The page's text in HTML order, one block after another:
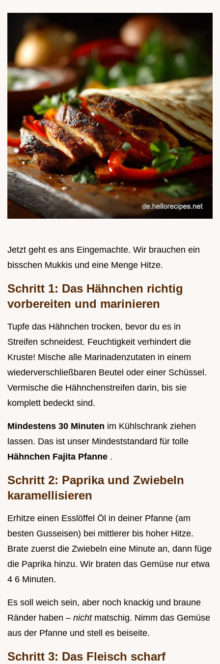
Jetzt geht es ans Eingemachte. Wir brauchen ein
bisschen Mukkis und eine Menge Hitze.
Schritt 1: Das Hähnchen richtig
vorbereiten und marinieren
Tupfe das Hähnchen trocken, bevor du es in
Streifen schneidest. Feuchtigkeit verhindert die
Kruste! Mische alle Marinadenzutaten in einem
wiederverschließbaren Beutel oder einer Schüssel.
Vermische die Hähnchenstreifen darin, bis sie
komplett bedeckt sind.
Mindestens 30 Minuten im Kühlschrank ziehen
lassen. Das ist unser Mindeststandard für tolle
Hähnchen Fajita Pfanne .
Schritt 2: Paprika und Zwiebeln
karamellisieren
Erhitze einen Esslöffel Öl in deiner Pfanne (am
besten Gusseisen) bei mittlerer bis hoher Hitze.
Brate zuerst die Zwiebeln eine Minute an, dann füge
die Paprika hinzu. Wir braten das Gemüse nur etwa
4 6 Minuten.
Es soll weich sein, aber noch knackig und braune
Ränder haben – nicht matschig. Nimm das Gemüse
aus der Pfanne und stell es beiseite.
Schritt 3: Das Fleisch scharf